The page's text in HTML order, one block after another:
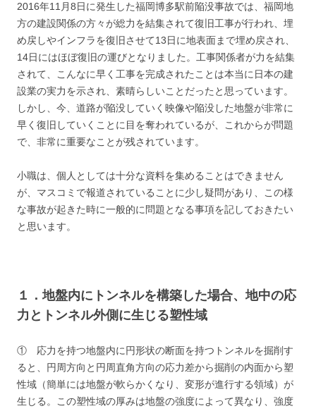
2016年11月8日に発生した福岡博多駅前陥没事故では、福岡地
方の建設関係の方々が総力を結集されて復旧工事が行われ、埋
め戻しやインフラを復旧させて13日に地表面まで埋め戻され、
14日にはほぼ復旧の運びとなりました。工事関係者が力を結集
されて、こんなに早く工事を完成されたことは本当に日本の建
設業の実力を示され、素晴らしいことだったと思っています。
しかし、今、道路が陥没していく映像や陥没した地盤が非常に
早く復旧していくことに目を奪われているが、これからが問題
で、非常に重要なことが残されています。
小職は、個人としては十分な資料を集めることはできません
が、マスコミで報道されていることに少し疑問があり、この様
な事故が起きた時に一般的に問題となる事項を記しておきたい
と思います。
１．地盤内にトンネルを構築した場合、地中の応
力とトンネル外側に生じる塑性域
① 応力を持つ地盤内に円形状の断面を持つトンネルを掘削す
ると、円周方向と円周直角方向の応力差から掘削の内面から塑
性域（簡単には地盤が軟らかくなり、変形が進行する領域）が
生じる。この塑性域の厚みは地盤の強度によって異なり、強度